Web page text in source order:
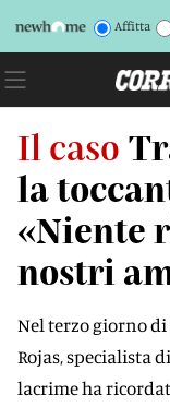
Affitta
Il caso
la
«Niente
nostri
Nel terzo giorno di
Rojas, specialista
lacrime ha